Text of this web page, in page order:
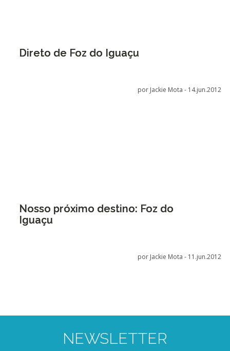
Direto de Foz do Iguaçu
por Jackie Mota - 14.jun.2012
Nosso próximo destino: Foz do
Iguaçu
por Jackie Mota - 11.jun.2012
NEWSLETTER